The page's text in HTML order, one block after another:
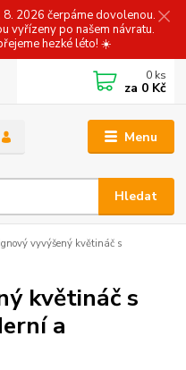
8. 2026 čerpáme dovolenou.
vyřízeny po našem návratu.
hezké léto! ☀️
Menu
Hledat
0 ks
za 0 Kč
vyvýšený květináč s
květináč s
a